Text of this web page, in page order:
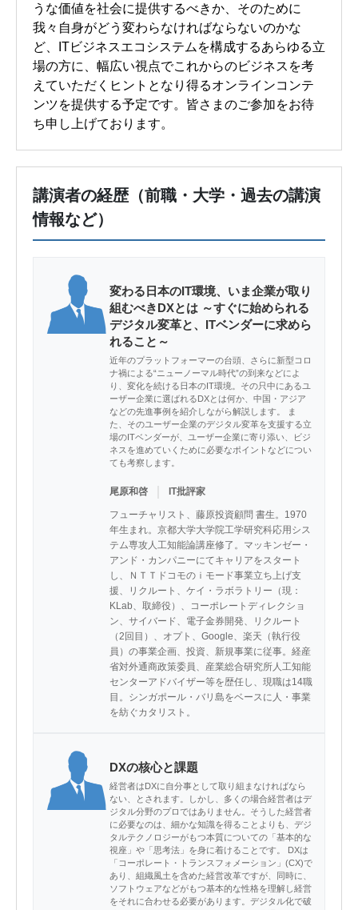
うな価値を社会に提供するべきか、そのために
我々自身がどう変わらなければならないのかな
ど、ITビジネスエコシステムを構成するあらゆる立
場の方に、幅広い視点でこれからのビジネスを考
えていただくヒントとなり得るオンラインコンテ
ンツを提供する予定です。皆さまのご参加をお待
ち申し上げております。
講演者の経歴（前職・大学・過去の講演
情報など）
変わる日本のIT環境、いま企業が取り
組むべきDXとは ～すぐに始められる
デジタル変革と、ITベンダーに求めら
れること～
近年のプラットフォーマーの台頭、さらに新型コロ
ナ禍による“ニューノーマル時代”の到来などによ
り、変化を続ける日本のIT環境。その只中にあるユ
ーザー企業に選ばれるDXとは何か、中国・アジア
などの先進事例を紹介しながら解説します。 ま
た、そのユーザー企業のデジタル変革を支援する立
場のITベンダーが、ユーザー企業に寄り添い、ビジ
ネスを進めていくために必要なポイントなどについ
ても考察します。
尾原和啓 IT批評家
フューチャリスト、藤原投資顧問 書生。1970
年生まれ。京都大学大学院工学研究科応用シス
テム専攻人工知能論講座修了。マッキンゼー・
アンド・カンパニーにてキャリアをスタート
し、ＮＴＴドコモのｉモード事業立ち上げ支
援、リクルート、ケイ・ラボラトリー（現：
KLab、取締役）、コーポレートディレクショ
ン、サイバード、電子金券開発、リクルート
（2回目）、オプト、Google、楽天（執行役
員）の事業企画、投資、新規事業に従事。経産
省対外通商政策委員、産業総合研究所人工知能
センターアドバイザー等を歴任し、現職は14職
目。シンガポール・バリ島をベースに人・事業
を紡ぐカタリスト。
DXの核心と課題
経営者はDXに自分事として取り組まなければなら
ない、とされます。しかし、多くの場合経営者はデ
ジタル分野のプロではありません。そうした経営者
に必要なのは、細かな知識を得ることよりも、デジ
タルテクノロジーがもつ本質についての「基本的な
視座」や「思考法」を身に着けることです。 DXは
「コーポレート・トランスフォメーション」(CX)で
あり、組織風土を含めた経営改革ですが、同時に、
ソフトウェアなどがもつ基本的な性格を理解し経営
をそれに合わせる必要があります。デジタル化で破